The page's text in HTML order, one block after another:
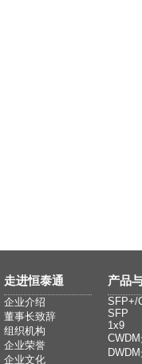
走进恒泰通
企业介绍
董事长致辞
组织机构
企业荣誉
企业文化
产品
SFP+/
SFP
1x9